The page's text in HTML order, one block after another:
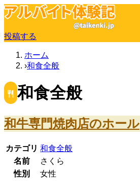
投稿する
ホーム
和食全般
和食全般
和牛専門焼肉店のホール
カテゴリ 和食全般
名前
さくら
性別
女性